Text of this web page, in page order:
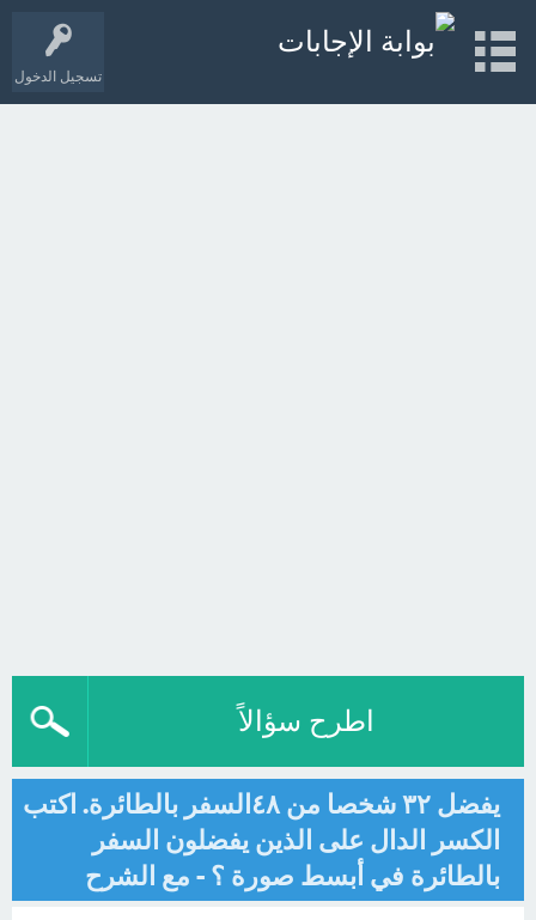
تسجيل الدخول
اطرح سؤالاً
يفضل ٣٢ شخصا من ٤٨السفر بالطائرة. اكتب
الكسر الدال على الذين يفضلون السفر
بالطائرة في أبسط صورة ؟ - مع الشرح